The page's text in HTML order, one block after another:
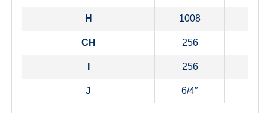
H 1008
CH 256
256
J 6/4″